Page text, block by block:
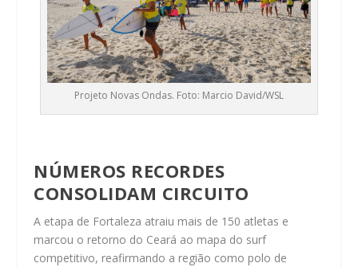
Projeto Novas Ondas. Foto: Marcio David/WSL
NÚMEROS RECORDES
CONSOLIDAM CIRCUITO
A etapa de Fortaleza atraiu mais de 150 atletas e
marcou o retorno do Ceará ao mapa do surf
competitivo, reafirmando a região como polo de